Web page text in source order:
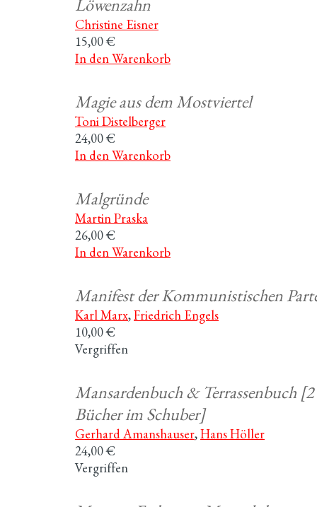
Löwenzahn
Christine Eisner
15,00 €
In den Warenkorb
Magie aus dem Mostviertel
Toni Distelberger
24,00 €
In den Warenkorb
Malgründe
Martin Praska
26,00 €
In den Warenkorb
Manifest der Kommunistischen
Karl Marx,Friedrich Engels
10,00 €
Vergriffen
Mansardenbuch & Terrassenbuch [2
Bücher im Schuber]
Gerhard Amanshauser,Hans Höller
24,00 €
Vergriffen